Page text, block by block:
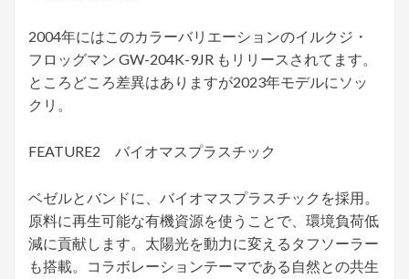
2004年にはこのカラーバリエーションのイルクジ・
フロッグマン GW-204K-9JR もリリースされてます。
ところどころ差異はありますが2023年モデルにソッ
クリ。
FEATURE2 バイオマスプラスチック
ベゼルとバンドに、バイオマスプラスチックを採用。
原料に再生可能な有機資源を使うことで、環境負荷低
減に貢献します。太陽光を動力に変えるタフソーラー
も搭載。コラボレーションテーマである自然との共生